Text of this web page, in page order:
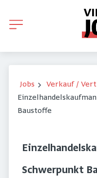
Jobs
Verkauf /
Baustoffe
Schwerpunkt